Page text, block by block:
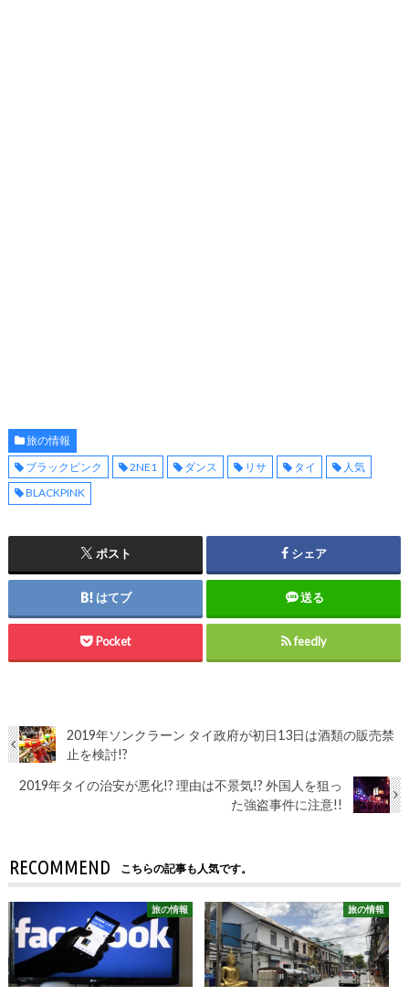
旅の情報
ブラックピンク
2NE1 ダンス リサ タイ
人気
BLACKPINK
ポスト シェア
はてブ 送る
Pocket feedly
2019年ソンクラーン タイ政府が初日13日は酒類の販売禁
止を検討!?
2019年タイの治安が悪化!? 理由は不景気!? 外国人を狙っ
た強盗事件に注意!!
RECOMMEND こちらの記事も人気です。
旅の情報 旅の情報